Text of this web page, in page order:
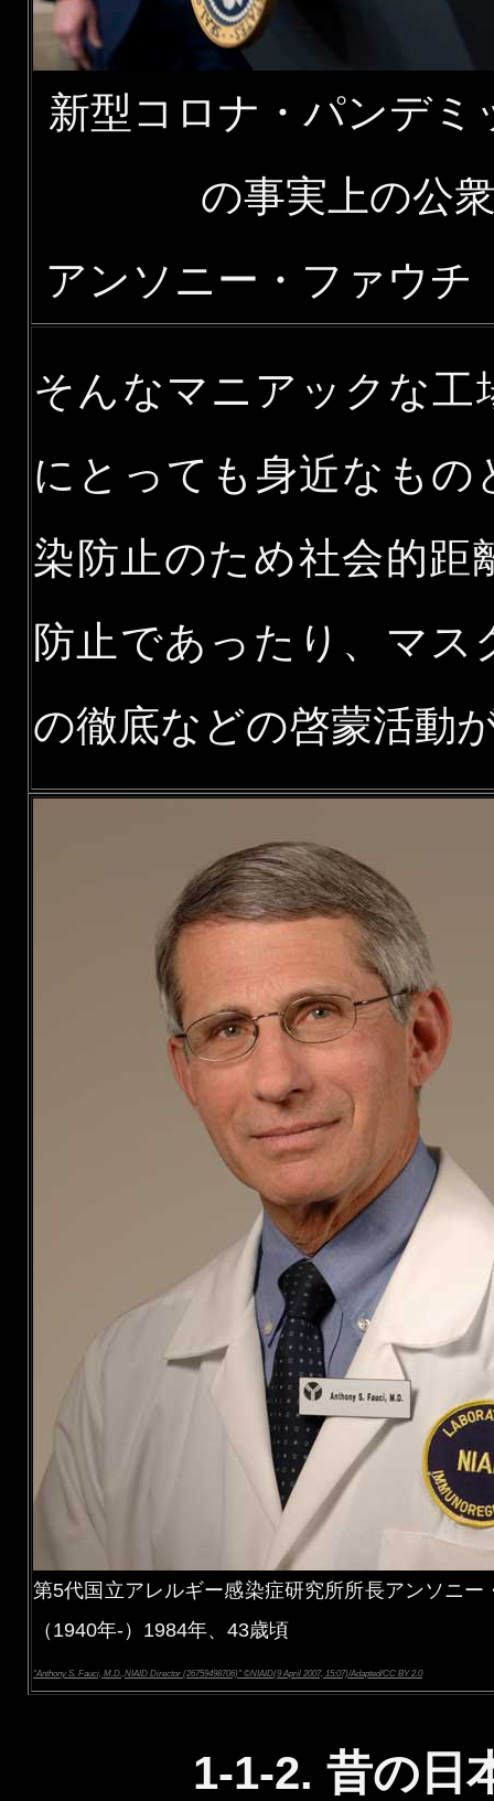
新型コロナ・パンデ
の事実上の公
アンソニー・ファウチ
そんなマニアックな
にとっても身近なも
染防止のため社会的距
防止であったり、マ
の徹底などの啓蒙活動
第5代国立アレルギー感染症研究所所長アンソニー
（1940年-）1984年、43歳頃
"Anthony S. Fauci, M.D.,NIAID Director (26759498706)" ©NIAID(9 April 2007, 15:07)/Adapted/CC BY 2.0
1-1-2. 昔の日